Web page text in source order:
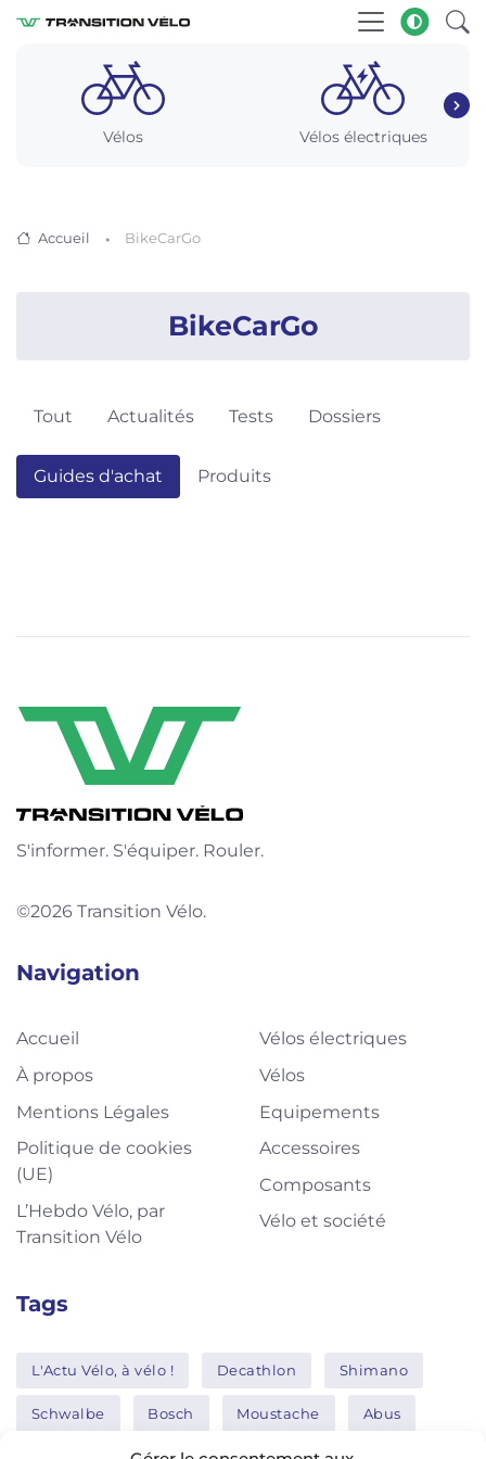
Vélos Vélos électriques
Accueil BikeCarGo
BikeCarGo
Tout Actualités Tests Dossiers
Guides d'achat Produits
S'informer. S'équiper. Rouler.
©2026 Transition Vélo.
Navigation
Accueil
À propos
Mentions Légales
Politique de cookies
(UE)
L’Hebdo Vélo, par
Transition Vélo
Vélos électriques
Vélos
Equipements
Accessoires
Composants
Vélo et société
Tags
L'Actu Vélo, à vélo ! Decathlon Shimano
Schwalbe Bosch Moustache Abus